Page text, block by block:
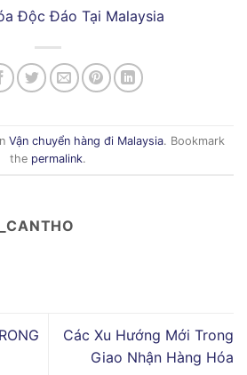
Độc Đáo Tại Malaysia
Vận chuyển hàng đi Malaysia. Bookmark
the permalink.
Các Xu Hướng Mới Trong
Giao Nhận Hàng Hóa